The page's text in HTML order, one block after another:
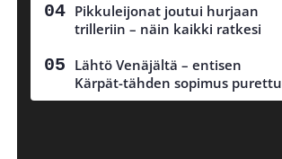
Pikkuleijonat joutui hurjaan
trilleriin – näin kaikki ratkesi
Lähtö Venäjältä – entisen
Kärpät-tähden sopimus purettu